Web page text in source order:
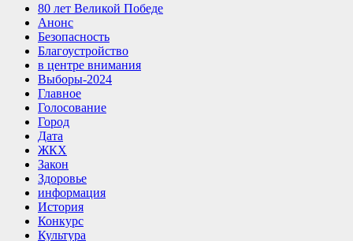
80 лет Великой Победе
Анонс
Безопасность
Благоустройство
в центре внимания
Выборы-2024
Главное
Голосование
Город
Дата
ЖКХ
Закон
Здоровье
информация
История
Конкурс
Культура